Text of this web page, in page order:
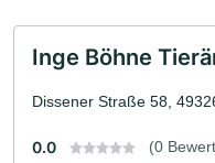
Inge Böhne
Dissener Straße 58,
0.0 (0